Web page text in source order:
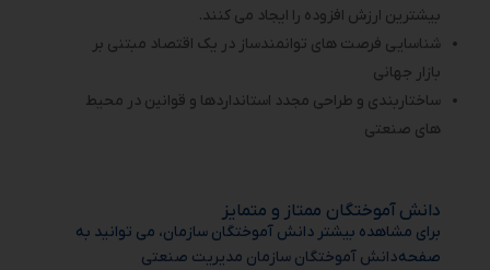
بیشترین ارزش افزوده را ایجاد می کنند.
شناسایی فرصت های توانمندساز در یک اقتصاد مبتنی بر
بازار جهانی
ساختاربندی و طراحی مجدد استانداردها و قوانین در محیط
های صنعتی
دانش آموختگان ممتاز و متمایز
برای مشاهده بیشتر دانش آموختگان سازمان، می توانید به
صفحهدانش آموختگان سازمان مدیریت صنعتی